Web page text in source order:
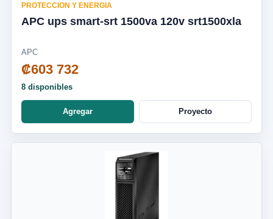
PROTECCION Y ENERGIA
APC ups smart-srt 1500va 120v srt1500xla
APC
₡603 732
8 disponibles
Agregar Proyecto